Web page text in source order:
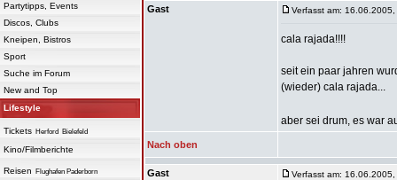
Partytipps, Events
Discos, Clubs
Kneipen, Bistros
Sport
Suche im Forum
New and Top
Lifestyle
Tickets Herford Bielefeld
Kino/Filmberichte
Reisen Flughafen Paderborn
Gast Verfasst am:
cala rajada!!!!
seit ein paar jahren
(wieder) cala rajada...
aber sei drum, es war
Nach oben
Gast Verfasst am: 16.06.2005,